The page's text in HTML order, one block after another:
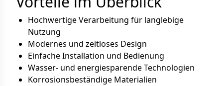
Hochwertige Verarbeitung für langlebige
Nutzung
Modernes und zeitloses Design
Einfache Installation und Bedienung
Wasser- und energiesparende Technologien
Korrosionsbeständige Materialien